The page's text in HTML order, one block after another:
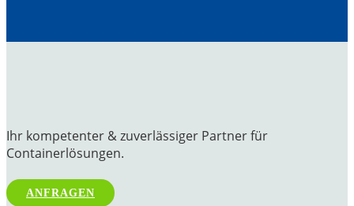
Ihr kompetenter & zuverlässiger Partner für
Containerlösungen.
ANFRAGEN